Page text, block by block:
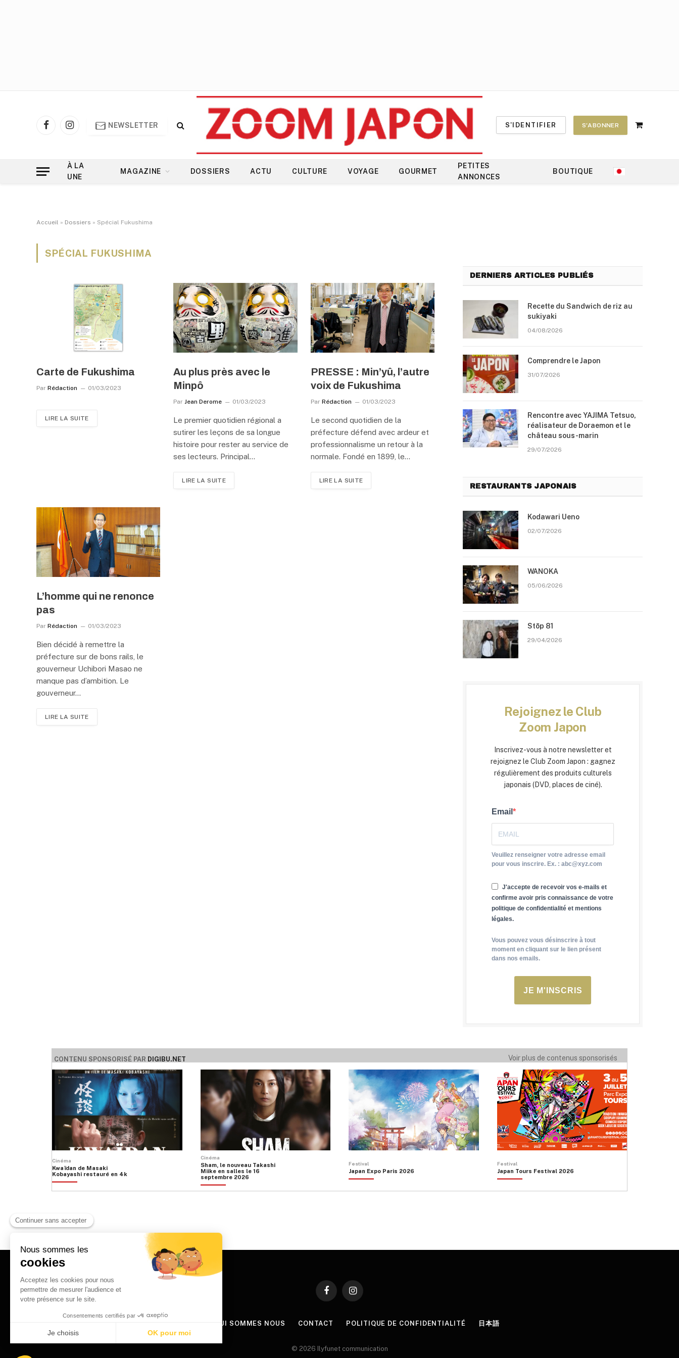
FacebookInstagram
NEWSLETTER S'IDENTIFIER S'ABONNER
Shopping
À LA
UNE
MAGAZINE DOSSIERS ACTU CULTURE VOYAGE GOURMET
PETITES
ANNONCES
BOUTIQUE
Accueil » Dossiers » Spécial Fukushima
SPÉCIAL FUKUSHIMA
Carte de Fukushima
Par Rédaction 01/03/2023
LIRE LA SUITE
Au plus près avec le
Minpô
Par Jean Derome 01/03/2023
Le premier quotidien régional a
sutirer les leçons de sa longue
histoire pour rester au service de
ses lecteurs. Principal…
LIRE LA SUITE
PRESSE : Min’yû, l’autre
voix de Fukushima
Par Rédaction 01/03/2023
Le second quotidien de la
préfecture défend avec ardeur et
professionnalisme un retour à la
normale. Fondé en 1899, le…
LIRE LA SUITE
L’homme qui ne renonce
pas
Par Rédaction 01/03/2023
Bien décidé à remettre la
préfecture sur de bons rails, le
gouverneur Uchibori Masao ne
manque pas d’ambition. Le
gouverneur…
LIRE LA SUITE
DERNIERS ARTICLES PUBLIÉS
Recette du Sandwich de riz au
sukiyaki
04/08/2026
Comprendre le Japon
31/07/2026
Rencontre avec YAJIMA Tetsuo,
réalisateur de Doraemon et le
château sous-marin
29/07/2026
RESTAURANTS JAPONAIS
Kodawari Ueno
02/07/2026
WANOKA
05/06/2026
Stōp 81
29/04/2026
Rejoignez le Club
Zoom Japon
Inscrivez-vous à notre newsletter et
rejoignez le Club Zoom Japon : gagnez
régulièrement des produits culturels
japonais (DVD, places de ciné).
Email
Veuillez renseigner votre adresse email
pour vous inscrire. Ex. : abc@xyz.com
J'accepte de recevoir vos e-mails et
confirme avoir pris connaissance de votre
politique de confidentialité et mentions
légales.
Vous pouvez vous désinscrire à tout
moment en cliquant sur le lien présent
dans nos emails.
JE M'INSCRIS
CONTENU SPONSORISÉ PAR DIGIBU.NET Voir plus de contenus sponsorisés
Cinéma
Kwaïdan de Masaki
Kobayashi restauré en 4k
Cinéma
Sham, le nouveau Takashi
Miike en salles le 16
septembre 2026
Festival
Japan Expo Paris 2026
Festival
Japan Tours Festival 2026
FacebookInstagram
QUI SOMMES NOUS CONTACT POLITIQUE DE CONFIDENTIALITÉ 日本語
© 2026 Ilyfunet communication